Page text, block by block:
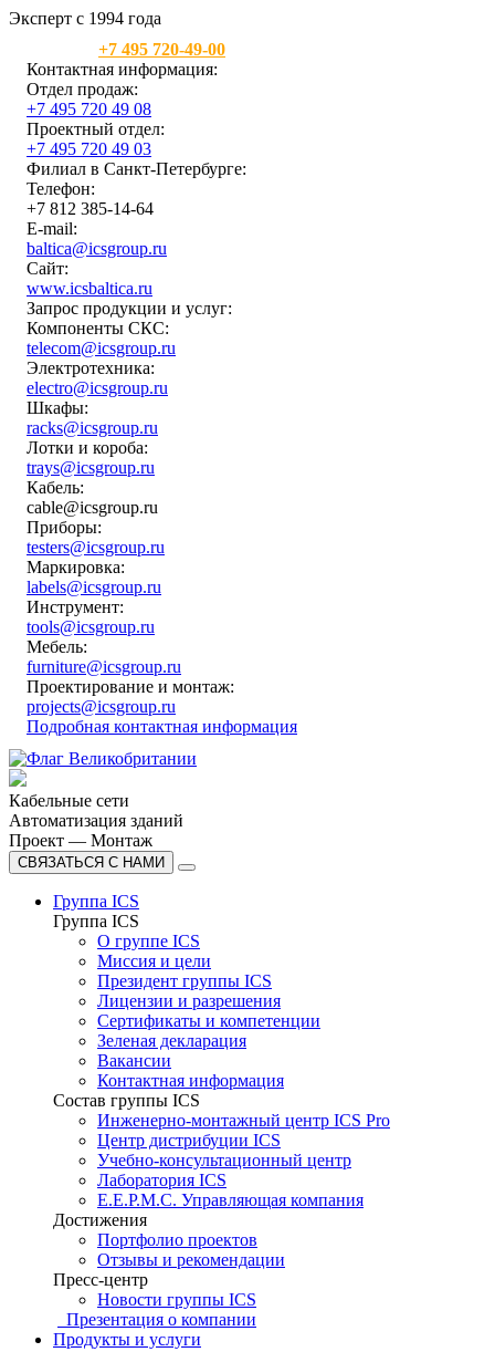
Эксперт с 1994 года
+7 495 720-49-00
Контактная информация:
Отдел продаж:
+7 495 720 49 08
Проектный отдел:
+7 495 720 49 03
Филиал в Санкт-Петербурге:
Телефон:
+7 812 385-14-64
E-mail:
baltica@icsgroup.ru
Сайт:
www.icsbaltica.ru
Запрос продукции и услуг:
Компоненты СКС:
telecom@icsgroup.ru
Электротехника:
electro@icsgroup.ru
Шкафы:
racks@icsgroup.ru
Лотки и короба:
trays@icsgroup.ru
Кабель:
cable@icsgroup.ru
Приборы:
testers@icsgroup.ru
Маркировка:
labels@icsgroup.ru
Инструмент:
tools@icsgroup.ru
Мебель:
furniture@icsgroup.ru
Проектирование и монтаж:
projects@icsgroup.ru
Подробная контактная информация
Кабельные сети
Автоматизация зданий
Проект — Монтаж
СВЯЗАТЬСЯ С НАМИ
Группа ICS
Группа ICS
О группе ICS
Миссия и цели
Президент группы ICS
Лицензии и разрешения
Сертификаты и компетенции
Зеленая декларация
Вакансии
Контактная информация
Состав группы ICS
Инженерно-монтажный центр ICS Pro
Центр дистрибуции ICS
Учебно-консультационный центр
Лаборатория ICS
E.E.P.M.C. Управляющая компания
Достижения
Портфолио проектов
Отзывы и рекомендации
Пресс-центр
Новости группы ICS
Презентация о компании
Продукты и услуги